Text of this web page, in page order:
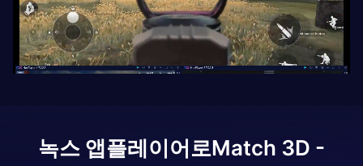
녹스 앱플레이어로Match 3D -